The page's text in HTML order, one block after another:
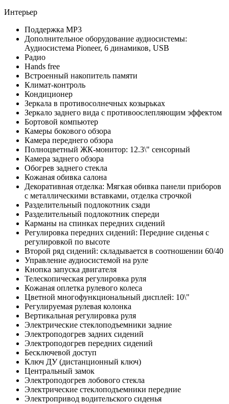
Интерьер
Поддержка MP3
Дополнительное оборудование аудиосистемы:
Аудиосистема Pioneer, 6 динамиков, USB
Радио
Hands free
Встроенный накопитель памяти
Климат-контроль
Кондиционер
Зеркала в противосолнечных козырьках
Зеркало заднего вида с противоослепляющим эффектом
Бортовой компьютер
Камеры бокового обзора
Камера переднего обзора
Полноцветный ЖК-монитор: 12.3\" сенсорный
Камера заднего обзора
Обогрев заднего стекла
Кожаная обивка салона
Декоративная отделка: Мягкая обивка панели приборов
с металлическими вставками, отделка строчкой
Разделительный подлокотник сзади
Разделительный подлокотник спереди
Карманы на спинках передних сидений
Регулировка передних сидений: Передние сиденья с
регулировкой по высоте
Второй ряд сидений: складывается в соотношении 60/40
Управление аудиосистемой на руле
Кнопка запуска двигателя
Телескопическая регулировка руля
Кожаная оплетка рулевого колеса
Цветной многофункциональный дисплей: 10\"
Регулируемая рулевая колонка
Вертикальная регулировка руля
Электрические стеклоподъемники задние
Электроподогрев задних сидений
Электроподогрев передних сидений
Бесключевой доступ
Ключ ДУ (дистанционный ключ)
Центральный замок
Электроподогрев лобового стекла
Электрические стеклоподъемники передние
Электропривод водительского сиденья